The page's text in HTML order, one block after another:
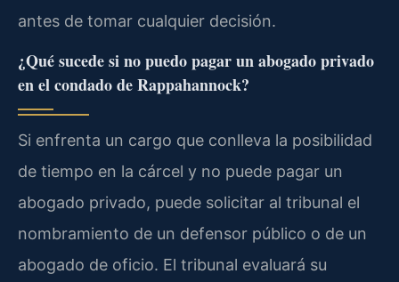
antes de tomar cualquier decisión.
¿Qué sucede si no puedo pagar un abogado privado
en el condado de Rappahannock?
Si enfrenta un cargo que conlleva la posibilidad
de tiempo en la cárcel y no puede pagar un
abogado privado, puede solicitar al tribunal el
nombramiento de un defensor público o de un
abogado de oficio. El tribunal evaluará su